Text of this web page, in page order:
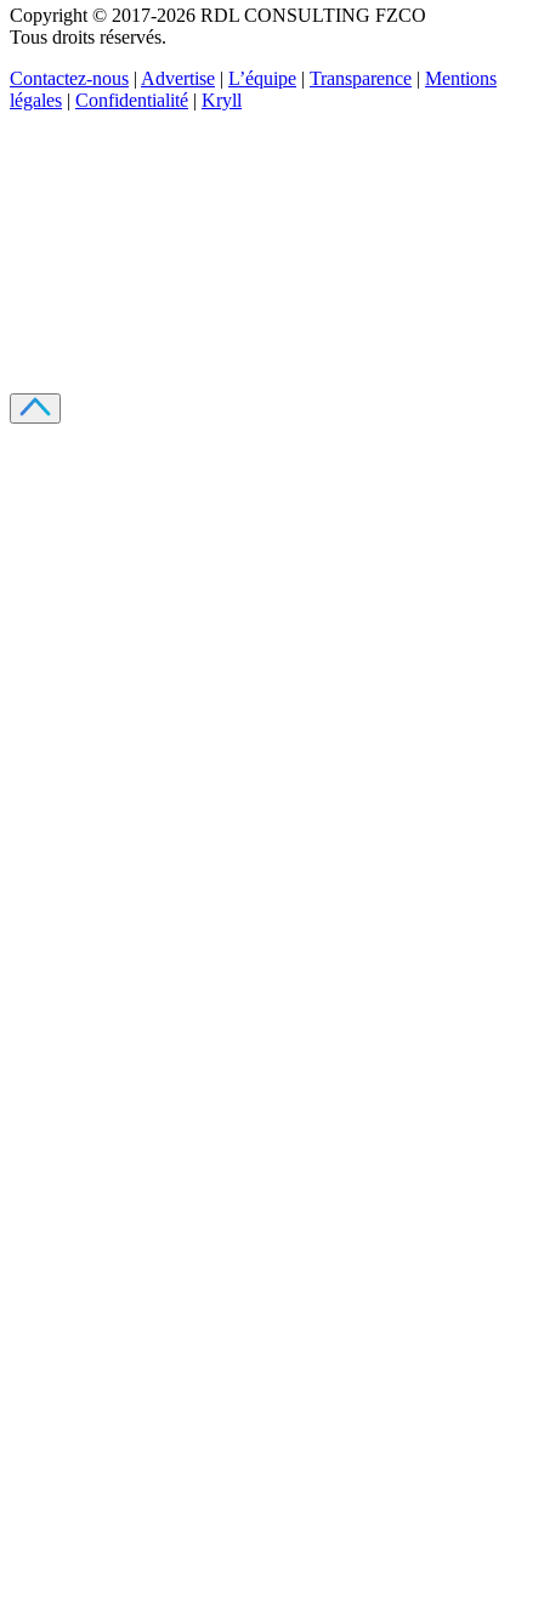
Copyright © 2017-2026 RDL CONSULTING FZCO
Tous droits réservés.
Contactez-nous | Advertise | L’équipe | Transparence | Mentions
légales | Confidentialité | Kryll